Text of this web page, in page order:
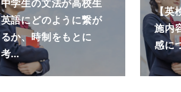
英語にどのように繋が
るか、時制をもとに
考…
【英
施内
感に